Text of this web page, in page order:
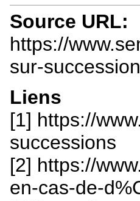
Source URL:
https://
sur-
Liens
[1] https://
successions
[2] https://
en-cas-de-